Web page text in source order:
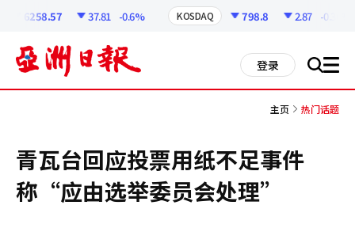
6258.57 37.81 -0.6% KOSDAQ 798.8 2.87 -0.36%
登录 搜 all
主页 热门话题
青瓦台回应投票用纸不足事件
称“应由选举委员会处理”